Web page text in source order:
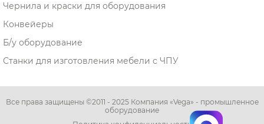
Чернила и краски для оборудования
Конвейеры
Б/у оборудование
Станки для изготовления мебели с ЧПУ
Все права защищены ©2011 - 2025 Компания «Vega» - промышленное
оборудование